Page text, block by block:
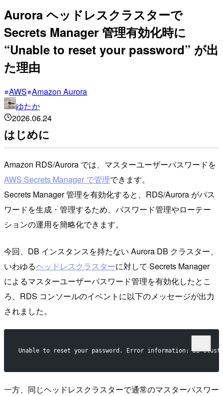
Aurora ヘッドレスクラスターで
Secrets Manager 管理有効化時に
“Unable to reset your password” が出
た理由
AWS Amazon Aurora
ゆたか
2026.06.24
はじめに
Amazon RDS/Aurora では、マスターユーザーパスワードを
AWS Secrets Manager で管理できます。
Secrets Manager 管理を有効化すると、RDS/Aurora がパス
ワードを生成・管理するため、パスワード管理やローテー
ションの運用を簡略化できます。
今回、DB インスタンスを持たない Aurora DB クラスター、
いわゆるヘッドレスクラスターに対して Secrets Manager
によるマスターユーザーパスワード管理を有効化したとこ
ろ、RDS コンソールのイベントに以下のメッセージが出力
されました。
Unable to reset your password. Error information: DB
一方、同じヘッドレスクラスターで通常のマスターパスワー